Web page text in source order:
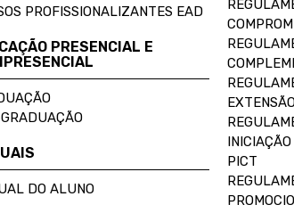
PROFISSIONALIZANTES EAD
PRESENCIAL E
DO ALUNO
PICT